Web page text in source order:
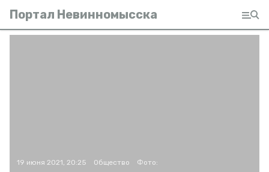
Портал Невинномысска
19 июня 2021, 20:25 Общество Фото: